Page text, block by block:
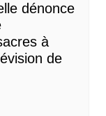
dénonce
à
de